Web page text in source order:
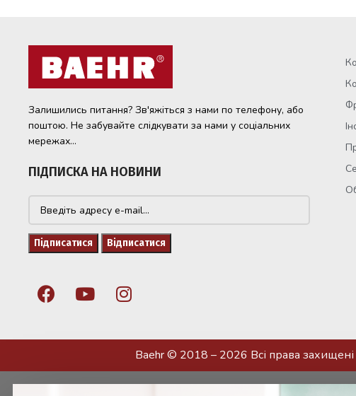
Залишились питання? Зв'яжіться з нами по телефону, або
поштою. Не забувайте слідкувати за нами у соціальних
мережах...
ПІДПИСКА НА НОВИНИ
Baehr © 2018 – 2026 Всі права захищені